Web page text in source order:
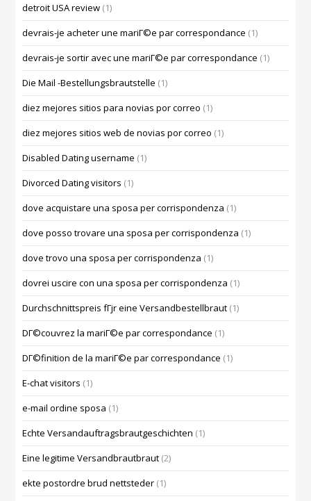
detroit USA review (1)
devrais-je acheter une mariГ©e par correspondance (1)
devrais-je sortir avec une mariГ©e par correspondance (1)
Die Mail -Bestellungsbrautstelle (1)
diez mejores sitios para novias por correo (1)
diez mejores sitios web de novias por correo (1)
Disabled Dating username (1)
Divorced Dating visitors (1)
dove acquistare una sposa per corrispondenza (1)
dove posso trovare una sposa per corrispondenza (1)
dove trovo una sposa per corrispondenza (1)
dovrei uscire con una sposa per corrispondenza (1)
Durchschnittspreis fГјr eine Versandbestellbraut (1)
DГ©couvrez la mariГ©e par correspondance (1)
DГ©finition de la mariГ©e par correspondance (1)
E-chat visitors (1)
e-mail ordine sposa (1)
Echte Versandauftragsbrautgeschichten (1)
Eine legitime Versandbrautbraut (2)
ekte postordre brud nettsteder (1)